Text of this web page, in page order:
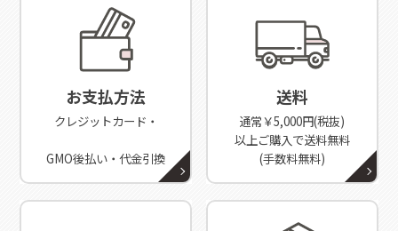
お支払方法
クレジットカード・
GMO後払い・代金引換
送料
通常￥5,000円(税抜)
以上ご購入で送料無料
(手数料無料)